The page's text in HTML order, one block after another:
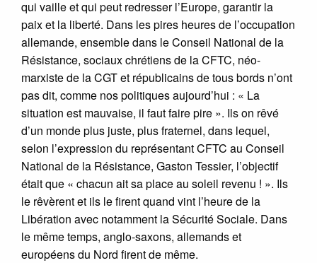
qui vaille et qui peut redresser l’Europe, garantir la
paix et la liberté. Dans les pires heures de l’occupation
allemande, ensemble dans le Conseil National de la
Résistance, sociaux chrétiens de la CFTC, néo-
marxiste de la CGT et républicains de tous bords n’ont
pas dit, comme nos politiques aujourd’hui : « La
situation est mauvaise, il faut faire pire ». Ils on rêvé
d’un monde plus juste, plus fraternel, dans lequel,
selon l’expression du représentant CFTC au Conseil
National de la Résistance, Gaston Tessier, l’objectif
était que « chacun ait sa place au soleil revenu ! ». Ils
le rêvèrent et ils le firent quand vint l’heure de la
Libération avec notamment la Sécurité Sociale. Dans
le même temps, anglo-saxons, allemands et
européens du Nord firent de même.